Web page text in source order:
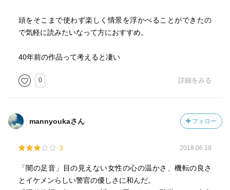
「消えたフィルム」「高慢な死体」と同シリーズ。驕慢な
女優金森ユミが主演したドラマのフィルムが紛失した。加
た。ふたつの関連を探る加納らは、ユミが高所恐怖症なこ
めに服を脱がせたものであることがわかった。
「一日だけの殺し屋」そっくりな凄腕の殺し屋と平凡なサ
の任務をこなすことになった。
だ。それをつまらぬユーモアでまぶしている態度もダメ
だ。
頭をそこまで使わず楽しく情景を浮かべることができたの
で気軽に読みたいなって方におすすめ。
40年前の作品って考えると凄い
0 詳細をみる
mannyoukaさん フォロー
3 2018.06.18
「闇の足音」目の見えない女性の心の温かさ、機転の良さ
とイケメンらしい警官の優しさに和んだ。